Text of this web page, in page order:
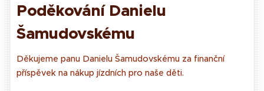
Poděkování Danielu
Šamudovskému
Děkujeme panu Danielu Šamudovskému za finanční
příspěvek na nákup jízdních pro naše děti.